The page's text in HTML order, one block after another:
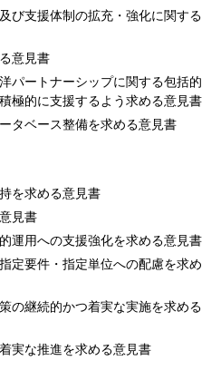
び支援体制の拡充・強化に関する
意見書
パートナーシップに関する包括的
極的に支援するよう求める意見書
タベース整備を求める意見書
を求める意見書
見書
運用への支援強化を求める意見書
定要件・指定単位への配慮を求め
の継続的かつ着実な実施を求める
実な推進を求める意見書